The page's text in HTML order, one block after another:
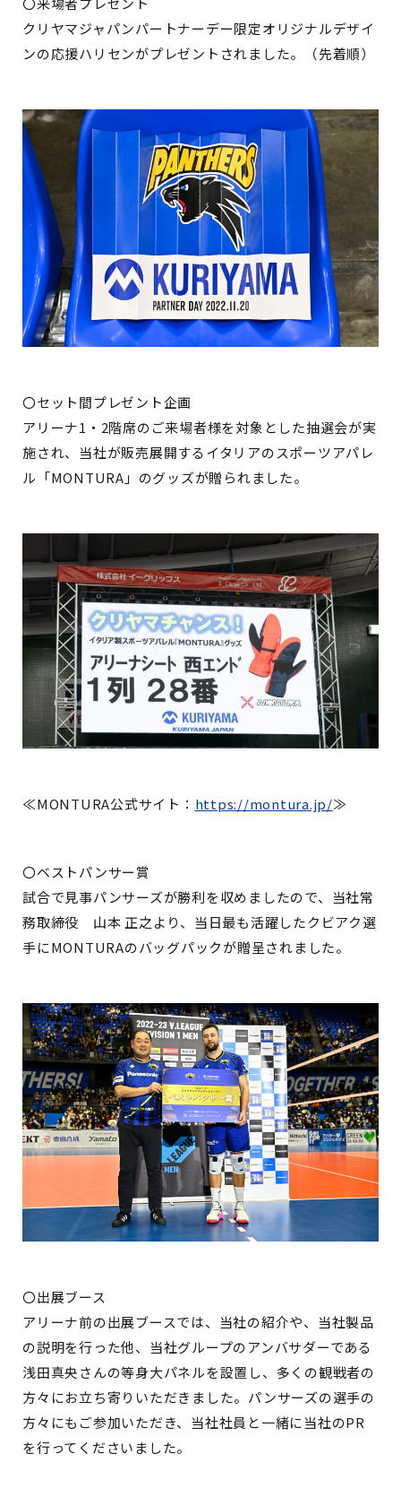
クリヤマジャパンパートナーデー限定オリジナルデザイ
ンの応援ハリセンがプレゼントされました。（先着順）
〇セット間プレゼント企画
アリーナ1・2階席のご来場者様を対象とした抽選会が実
施され、当社が販売展開するイタリアのスポーツアパレ
ル「MONTURA」のグッズが贈られました。
≪MONTURA公式サイト： https://montura.jp/≫
〇ベストパンサー賞
試合で見事パンサーズが勝利を収めましたので、当社常
務取締役 山本 正之より、当日最も活躍したクビアク選
手にMONTURAのバッグパックが贈呈されました。
〇出展ブース
アリーナ前の出展ブースでは、当社の紹介や、当社製品
の説明を行った他、当社グループのアンバサダーである
浅田真央さんの等身大パネルを設置し、多くの観戦者の
方々にお立ち寄りいただきました。パンサーズの選手の
方々にもご参加いただき、当社社員と一緒に当社のPR
を行ってくださいました。